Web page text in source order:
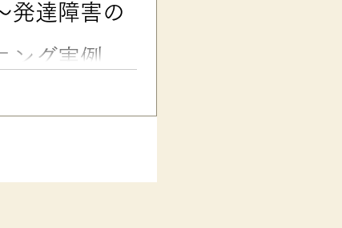
イアク」ばかり出ます
も「今のは『まあまあ』
発達障害の
ング実例
ントロールと客観視 長
と、更にそれで 他の子
態にあったなあって思い
客観視できていいです